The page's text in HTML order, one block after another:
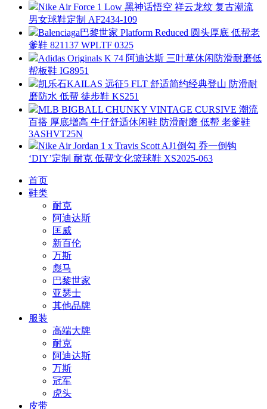
Nike Air Force 1 Low 黑神话悟空 祥云龙纹 复古潮流
男女球鞋定制 AF2434-109
Balenciaga巴黎世家 Platform Reduced 圆头厚底 低帮老
爹鞋 821137 WPLTF 0325
Adidas Originals K 74 阿迪达斯 三叶草休闲防滑耐磨低
帮板鞋 IG8951
凯乐石KAILAS 远征5 FLT 舒适简约经典登山 防滑耐
磨防水 低帮 徒步鞋 KS251
MLB BIGBALL CHUNKY VINTAGE CURSIVE 潮流
百搭 厚底增高 牛仔舒适休闲鞋 防滑耐磨 低帮 老爹鞋
3ASHVT25N
Nike Air Jordan 1 x Travis Scott AJ1倒勾 乔一倒钩
‘DIY’定制 耐克 低帮文化篮球鞋 XS2025-063
首页
鞋类
耐克
阿迪达斯
匡威
新百伦
万斯
彪马
巴黎世家
亚瑟士
其他品牌
服装
高端大牌
耐克
阿迪达斯
万斯
冠军
虎头
皮带